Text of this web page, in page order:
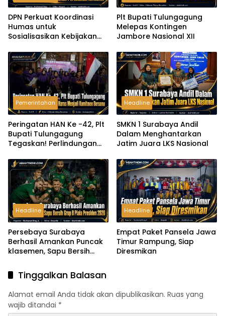
DPN Perkuat Koordinasi
Humas untuk
Sosialisasikan Kebijakan
Plt Bupati Tulungagung
Melepas Kontingen
Jambore Nasional XII
Pemerintahan
Peringatan HAN Ke -42, Plt
Bupati Tulungagung
Tegaskan! Perlindungan
Komitmen Bersama
Headline
SMKN 1 Surabaya Andil
Dalam Menghantarkan
Jatim Juara LKS Nasional
Headline
Persebaya Surabaya
Berhasil Amankan Puncak
klasemen, Sapu Bersih
Headline
Empat Paket Pansela Jawa
Timur Rampung, Siap
Diresmikan
Tinggalkan Balasan
Alamat email Anda tidak akan dipublikasikan. Ruas yang
wajib ditandai *